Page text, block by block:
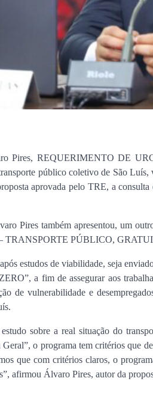
Pires, REQUERIMENTO DE
público coletivo de São Luís,
aprovada pelo TRE, a
Pires também apresentou, um
TRANSPORTE PÚBLICO,
estudos de viabilidade, seja
a fim de assegurar aos
de vulnerabilidade e
sobre a real situação do
o programa tem critérios que
que com critérios claros, o
afirmou Álvaro Pires, autor da